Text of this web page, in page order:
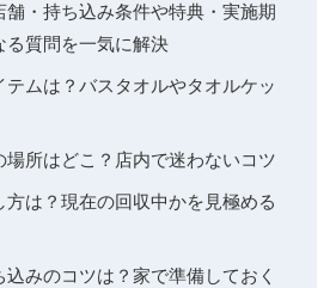
舗・持ち込み条件や特典・実施期
る質問を一気に解決
テムは？バスタオルやタオルケッ
場所はどこ？店内で迷わないコツ
方は？現在の回収中かを見極める
込みのコツは？家で準備しておく